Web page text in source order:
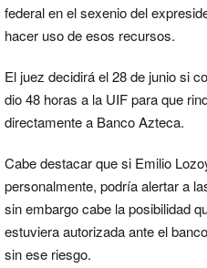
federal en el sexenio del
hacer uso de esos recursos.
El juez decidirá el 28 de junio si
dio 48 horas a la UIF para que
directamente a Banco Azteca.
Cabe destacar que si Emilio
personalmente, podría alertar a
sin embargo cabe la posibilidad
estuviera autorizada ante el
sin ese riesgo.